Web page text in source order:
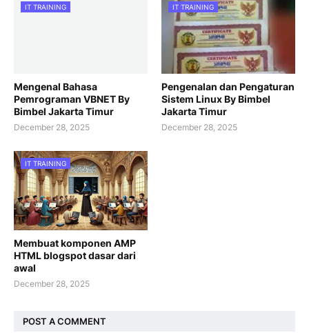
IT TRAINING
Mengenal Bahasa
Pemrograman VBNET By
Bimbel Jakarta Timur
December 28, 2025
IT TRAINING
Pengenalan dan Pengaturan
Sistem Linux By Bimbel
Jakarta Timur
December 28, 2025
IT TRAINING
Membuat komponen AMP
HTML blogspot dasar dari
awal
December 28, 2025
POST A COMMENT